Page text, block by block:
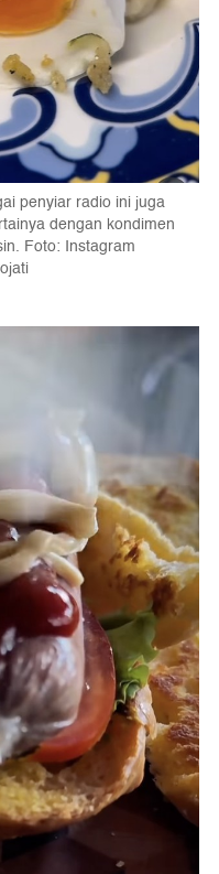
penyiar radio ini juga
dengan kondimen
Foto: Instagram